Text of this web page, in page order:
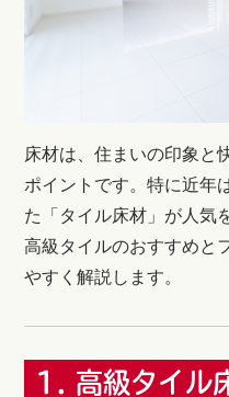
床材は、住まいの印象と
ポイントです。特に近年
た「タイル床材」が人気
高級タイルのおすすめと
やすく解説します。
1. 高級タイル